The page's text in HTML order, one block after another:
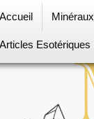
Accueil Minéraux
Articles Esotériques